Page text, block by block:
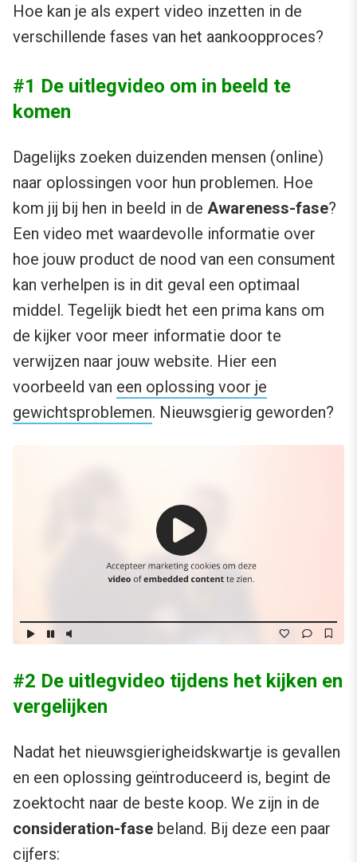
Hoe kan je als expert video inzetten in de
verschillende fases van het aankoopproces?
#1 De uitlegvideo om in beeld te
komen
Dagelijks zoeken duizenden mensen (online)
naar oplossingen voor hun problemen. Hoe
kom jij bij hen in beeld in de Awareness-fase?
Een video met waardevolle informatie over
hoe jouw product de nood van een consument
kan verhelpen is in dit geval een optimaal
middel. Tegelijk biedt het een prima kans om
de kijker voor meer informatie door te
verwijzen naar jouw website. Hier een
voorbeeld van een oplossing voor je
gewichtsproblemen. Nieuwsgierig geworden?
#2 De uitlegvideo tijdens het kijken en
vergelijken
Nadat het nieuwsgierigheidskwartje is gevallen
en een oplossing geïntroduceerd is, begint de
zoektocht naar de beste koop. We zijn in de
consideration-fase beland. Bij deze een paar
cijfers: